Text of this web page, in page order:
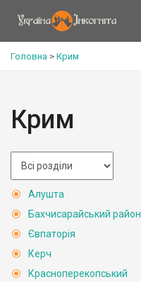
Головна > Крим
Крим
Алушта
Бахчисарайський район
Євпаторія
Керч
Красноперекопський